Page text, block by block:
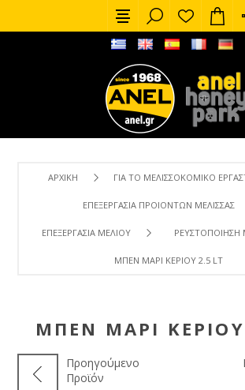
ΑΡΧΙΚΉ ΓΙΑ ΤΟ ΜΕΛΙΣΣΟΚΟΜΙΚΌ
ΕΠΕΞΕΡΓΑΣΊΑ ΠΡΟΙΌΝΤΩΝ ΜΈΛΙΣΣΑΣ
ΕΠΕΞΕΡΓΑΣΊΑ ΜΕΛΙΟΎ ΡΕΥΣΤΟΠΟΊΗΣΗ
ΜΠΕΝ ΜΑΡΊ ΚΕΡΙΟΎ 2.5 LT
ΜΠΕΝ ΜΑΡΊ ΚΕΡΙΟΎ
Προηγούμενο
Προϊόν